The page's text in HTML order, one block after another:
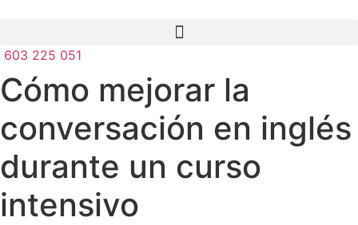
603 225 051
Cómo mejorar la
conversación en inglés
durante un curso
intensivo